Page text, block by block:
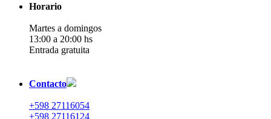
Horario
Martes a domingos
13:00 a 20:00 hs
Entrada gratuita
Contacto
+598 27116054
+598 27116124